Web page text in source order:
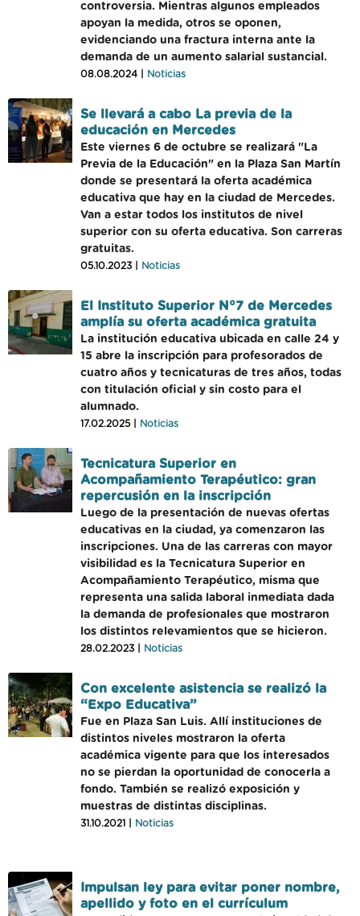
controversia. Mientras algunos empleados
apoyan la medida, otros se oponen,
evidenciando una fractura interna ante la
demanda de un aumento salarial sustancial.
08.08.2024 | Noticias
Se llevará a cabo La previa de la
educación en Mercedes
Este viernes 6 de octubre se realizará "La
Previa de la Educación" en la Plaza San Martín
donde se presentará la oferta académica
educativa que hay en la ciudad de Mercedes.
Van a estar todos los institutos de nivel
superior con su oferta educativa. Son carreras
gratuitas.
05.10.2023 | Noticias
El Instituto Superior N°7 de Mercedes
amplía su oferta académica gratuita
La institución educativa ubicada en calle 24 y
15 abre la inscripción para profesorados de
cuatro años y tecnicaturas de tres años, todas
con titulación oficial y sin costo para el
alumnado.
17.02.2025 | Noticias
Tecnicatura Superior en
Acompañamiento Terapéutico: gran
repercusión en la inscripción
Luego de la presentación de nuevas ofertas
educativas en la ciudad, ya comenzaron las
inscripciones. Una de las carreras con mayor
visibilidad es la Tecnicatura Superior en
Acompañamiento Terapéutico, misma que
representa una salida laboral inmediata dada
la demanda de profesionales que mostraron
los distintos relevamientos que se hicieron.
28.02.2023 | Noticias
Con excelente asistencia se realizó la
“Expo Educativa”
Fue en Plaza San Luis. Allí instituciones de
distintos niveles mostraron la oferta
académica vigente para que los interesados
no se pierdan la oportunidad de conocerla a
fondo. También se realizó exposición y
muestras de distintas disciplinas.
31.10.2021 | Noticias
Impulsan ley para evitar poner nombre,
apellido y foto en el currículum